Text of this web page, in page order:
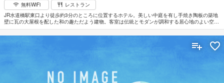
無料WiFi
レストラン
JR水道橋駅東口より徒歩約3分のところに位置するホテル。美しい中庭を有し手焼き陶板の築地
壁に瓦の大屋根を配した和の趣ただよう建物。客室は伝統とモダンが調和する居心地のよい空
間。窓越しに緑の空中ガーデンが見えるリフレッシュラウンジにはマッサージチェアが置かれリ
ラックスできる。駅に近くビジネスや観光の拠点として便利なロケーション。